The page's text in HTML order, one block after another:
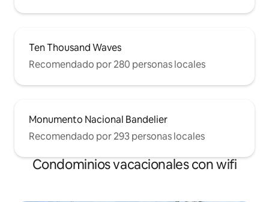
Ten Thousand Waves
Recomendado por 280 personas locales
Monumento Nacional Bandelier
Recomendado por 293 personas locales
Condominios vacacionales con wifi